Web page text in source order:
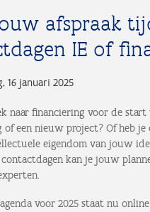
afspraak
IE of
16 januari 2025
naar financiering voor de start
of een nieuw project? Of heb je
eigendom van jouw
kan je jouw
voor 2025 staat nu